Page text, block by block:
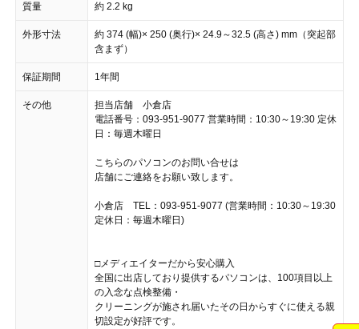
質量 約 2.2 kg
外形寸法
約 374 (幅)× 250 (奥行)× 24.9～32.5 (高さ) mm（突起部
含まず）
保証期間 1年間
その他
担当店舗 小倉店
電話番号：093-951-9077 営業時間：10:30～19:30 定休
日：毎週木曜日
こちらのパソコンのお問い合せは
店舗にご連絡をお願い致します。
小倉店 TEL：093-951-9077 (営業時間：10:30～19:30
定休日：毎週木曜日)
□メディエイターだから安心購入
全国に出店しており提供するパソコンは、100項目以上
の入念な点検整備・
クリーニングが施され届いたその日からすぐに使える親
切設定が好評です。